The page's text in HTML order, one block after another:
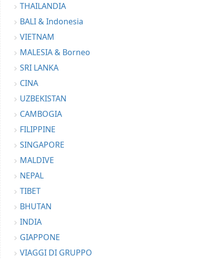
THAILANDIA
BALI & Indonesia
VIETNAM
MALESIA & Borneo
SRI LANKA
CINA
UZBEKISTAN
CAMBOGIA
FILIPPINE
SINGAPORE
MALDIVE
NEPAL
TIBET
BHUTAN
INDIA
GIAPPONE
VIAGGI DI GRUPPO